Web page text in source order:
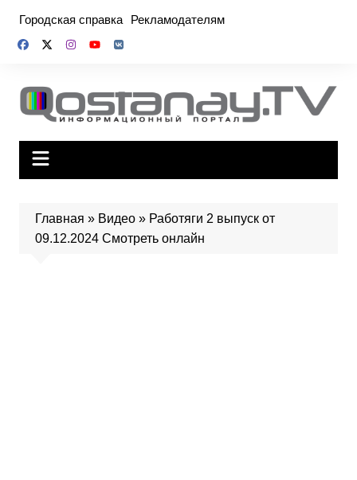
содержимому
Городская справка Рекламодателям
Главная » Видео» Работяги 2 выпуск от
09.12.2024 Смотреть онлайн